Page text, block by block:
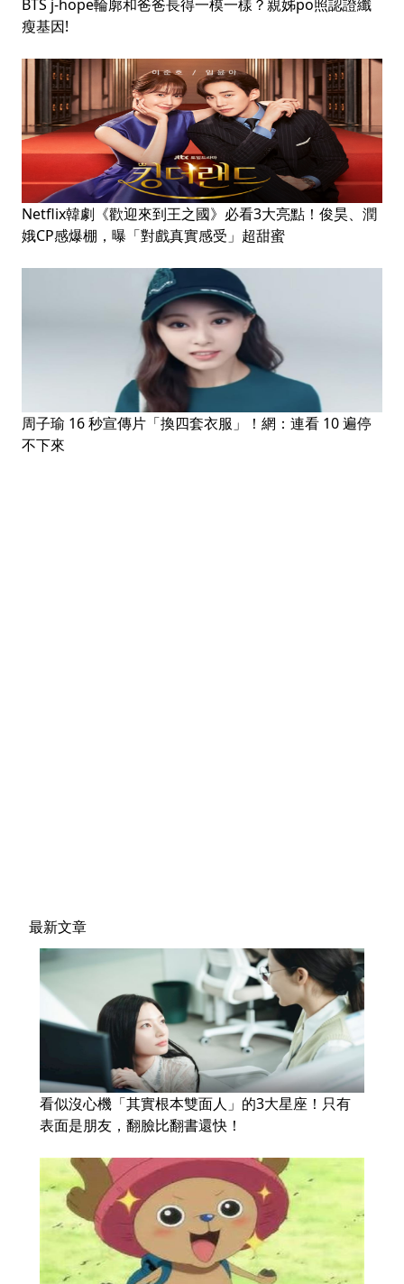
BTS j-hope輪廓和爸爸長得一模一樣？親姊po照認證纖
瘦基因!
Netflix韓劇《歡迎來到王之國》必看3大亮點！俊昊、潤
娥CP感爆棚，曝「對戲真實感受」超甜蜜
周子瑜 16 秒宣傳片「換四套衣服」！網：連看 10 遍停
不下來
最新文章
看似沒心機「其實根本雙面人」的3大星座！只有
表面是朋友，翻臉比翻書還快！